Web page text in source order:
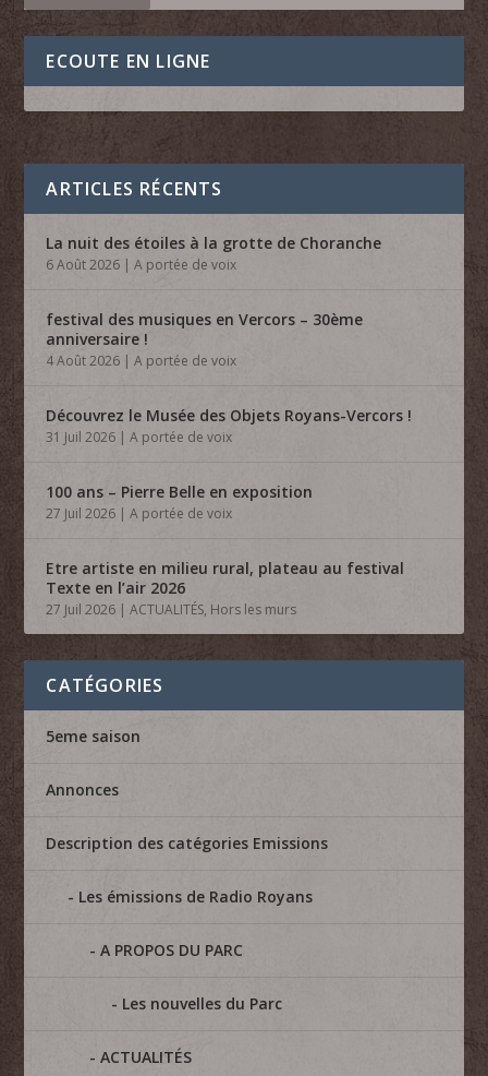
ECOUTE EN LIGNE
ARTICLES RÉCENTS
La nuit des étoiles à la grotte de Choranche
6 Août 2026 |A portée de voix
festival des musiques en Vercors – 30ème
anniversaire !
4 Août 2026 |A portée de voix
Découvrez le Musée des Objets Royans-Vercors !
31 Juil 2026 |A portée de voix
100 ans – Pierre Belle en exposition
27 Juil 2026 |A portée de voix
Etre artiste en milieu rural, plateau au festival
Texte en l’air 2026
27 Juil 2026 |ACTUALITÉS, Hors les murs
CATÉGORIES
5eme saison
Annonces
Description des catégories Emissions
Les émissions de Radio Royans
A PROPOS DU PARC
Les nouvelles du Parc
ACTUALITÉS